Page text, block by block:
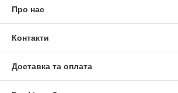
Про нас
Контакти
Доставка та оплата